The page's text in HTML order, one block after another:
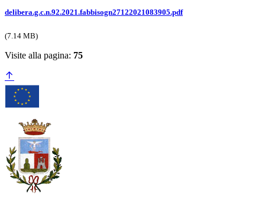
delibera.g.c.n.92.2021.fabbisogn27122021083905.pdf
(7.14 MB)
Visite alla pagina: 75